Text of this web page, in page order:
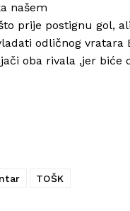
našem
prije postignu gol,
odličnog vratara
oba rivala ,jer biće
TOŠK